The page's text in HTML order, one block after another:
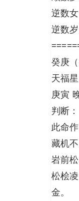
逆数
逆数
癸庚（
天福星
庚寅
判断：
此命
藏机
岩前
松桧
金。